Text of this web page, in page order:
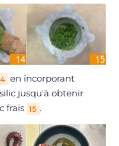
en incorporant
jusqu'à obtenir
frais 15 .